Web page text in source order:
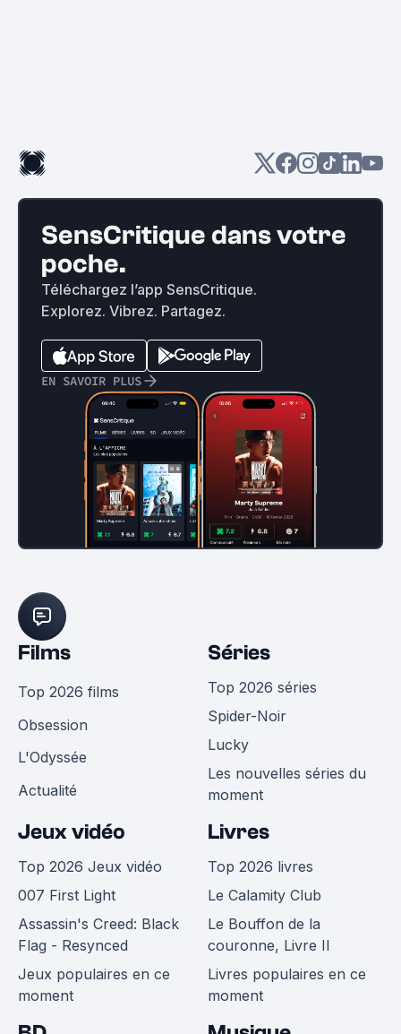
SensCritique dans votre
poche.
Téléchargez l’app SensCritique.
Explorez. Vibrez. Partagez.
EN SAVOIR PLUS
Films
Top 2026 films
Obsession
L'Odyssée
Actualité
Séries
Top 2026 séries
Spider-Noir
Lucky
Les nouvelles séries du
moment
Jeux vidéo
Top 2026 Jeux vidéo
007 First Light
Assassin's Creed: Black
Flag - Resynced
Jeux populaires en ce
moment
Livres
Top 2026 livres
Le Calamity Club
Le Bouffon de la
couronne, Livre II
Livres populaires en ce
moment